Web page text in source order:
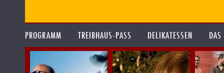
PROGRAMM TREIBHAUS-PASS DELIKATESSEN